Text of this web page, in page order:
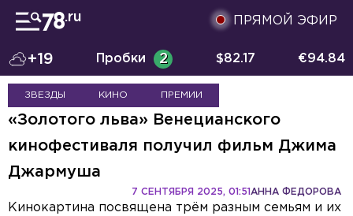
ПРЯМОЙ ЭФИР
+19 Пробки 2 $82.17 €94.84
ЗВЕЗДЫ КИНО ПРЕМИИ
«Золотого льва» Венецианского
кинофестиваля получил фильм Джима
Джармуша
АННА ФЕДОРОВА
7 СЕНТЯБРЯ 2025, 01:51
Кинокартина посвящена трём разным семьям и их